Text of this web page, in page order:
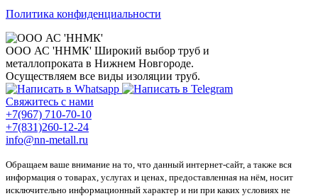
Политика конфиденциальности
ООО АС 'ННМК' Широкий выбор труб и
металлопроката в Нижнем Новгороде.
Осуществляем все виды изоляции труб.
Свяжитесь с нами
+7(967) 710-70-10
+7(831)260-12-24
info@nn-metall.ru
Обращаем ваше внимание на то, что данный интернет-сайт, а также вся
информация о товарах, услугах и ценах, предоставленная на нём, носит
исключительно информационный характер и ни при каких условиях не